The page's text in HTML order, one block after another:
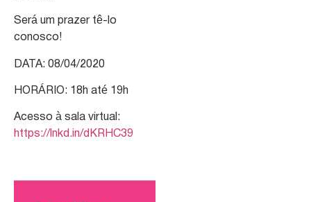
Será um prazer tê-lo
conosco!
DATA: 08/04/2020
HORÁRIO: 18h até 19h
Acesso à sala virtual:
https://lnkd.in/dKRHC39